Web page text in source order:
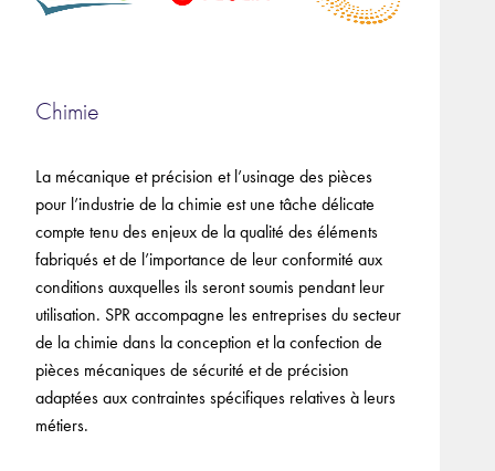
Chimie
La mécanique et précision et l’usinage des pièces
pour l’industrie de la chimie est une tâche délicate
compte tenu des enjeux de la qualité des éléments
fabriqués et de l’importance de leur conformité aux
conditions auxquelles ils seront soumis pendant leur
utilisation. SPR accompagne les entreprises du secteur
de la chimie dans la conception et la confection de
pièces mécaniques de sécurité et de précision
adaptées aux contraintes spécifiques relatives à leurs
métiers.